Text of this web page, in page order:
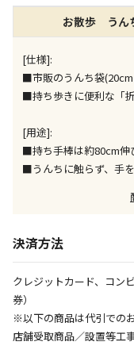
店舗のみで
できません）
※同時購入
特定の店舗
お届けがで
委託業者に
※ほか商品と
が、ご購入
※「宅配・
午前9時まで
お散歩 うん
[仕様]:
■市販のうんち袋
■持ち歩きに便利な「
[用途]:
■持ち手棒は約80cm伸
■うんちに触らず、手
決済方法
クレジットカード、コン
券）
※以下の商品は代引での
店舗受取商品／設置等工